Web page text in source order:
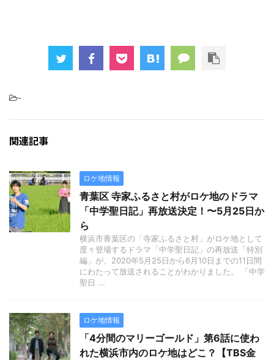
-
関連記事
ロケ地情報
青葉区 寺家ふるさと村がロケ地のドラマ
「中学聖日記」再放送決定！〜5月25日か
ら
横浜市青葉区の「寺家ふるさと村」がロケ地として
度々登場するドラマ「中学聖日記」の再放送「特別
編」が、2020年5月25日から6月10日までの11日間
にわたって放送されることがわかりました。 「中学
聖日 ...
ロケ地情報
「4分間のマリーゴールド」第6話に使わ
れた横浜市内のロケ地はどこ？【TBS金